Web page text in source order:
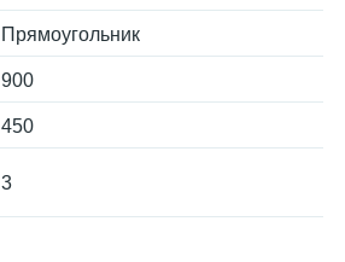
Прямоугольник
900
450
3